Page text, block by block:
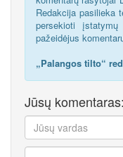
Redakcija pasilieka
persekioti
pažeidėjus
„Palangos tilto“
Jūsų komentaras: